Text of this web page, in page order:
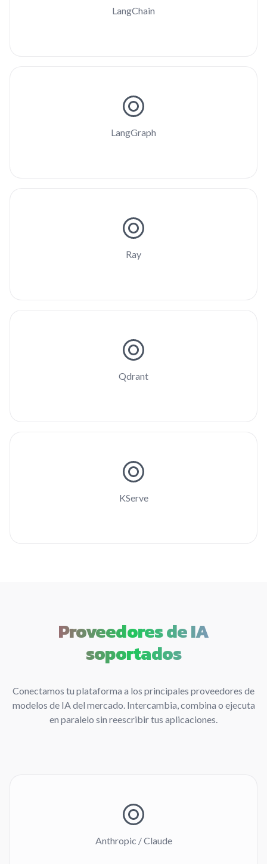
LangChain
LangGraph
Ray
Qdrant
KServe
Proveedores de IA
soportados
Conectamos tu plataforma a los principales proveedores de
modelos de IA del mercado. Intercambia, combina o ejecuta
en paralelo sin reescribir tus aplicaciones.
Anthropic / Claude